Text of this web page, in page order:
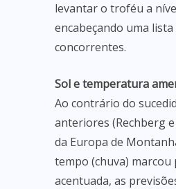
levantar o troféu a
encabeçando uma
concorrentes.
Sol e temperatura
Ao contrário do
anteriores (Rechberg
da Europa de
tempo (chuva) marcou
acentuada, as